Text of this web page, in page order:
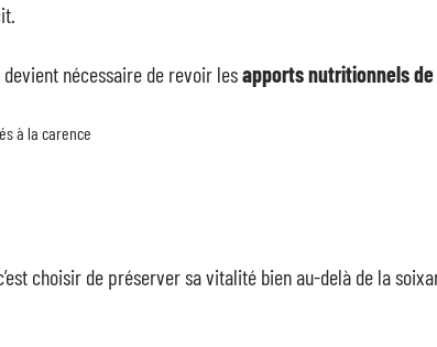
nécessaire de revoir lesapports nutritionnels
à la carence
choisir de préserver sa vitalité bien au-delà de la